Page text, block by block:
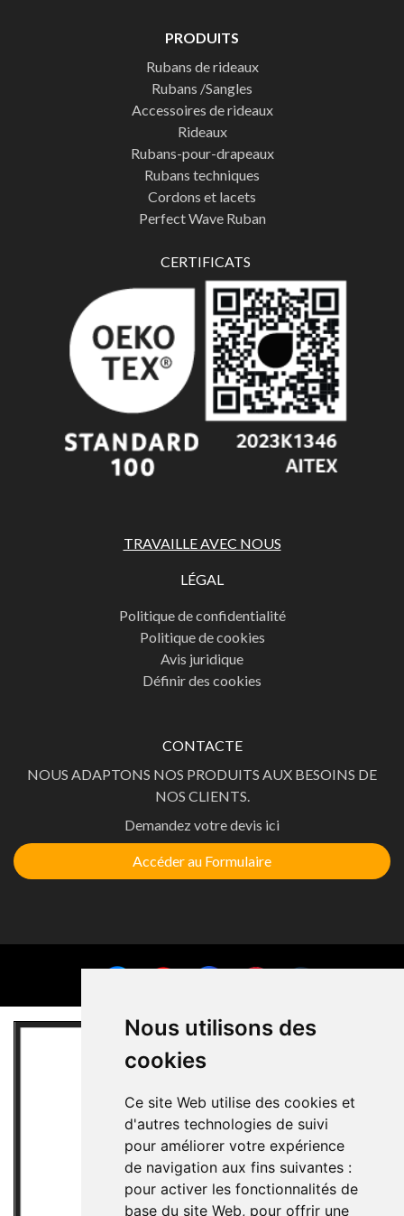
Nous utilisons des
cookies
Ce site Web utilise des cookies et
d'autres technologies de suivi
pour améliorer votre expérience
de navigation aux fins suivantes :
pour activer les fonctionnalités de
base du site Web, pour offrir une
PRODUITS
Rubans de rideaux
Rubans /Sangles
Accessoires de rideaux
Rideaux
Rubans-pour-drapeaux
Rubans techniques
Cordons et lacets
Perfect Wave Ruban
CERTIFICATS
TRAVAILLE AVEC NOUS
LÉGAL
Politique de confidentialité
Politique de cookies
Avis juridique
Définir des cookies
CONTACTE
NOUS ADAPTONS NOS PRODUITS AUX BESOINS DE
NOS CLIENTS.
Demandez votre devis ici
Accéder au Formulaire